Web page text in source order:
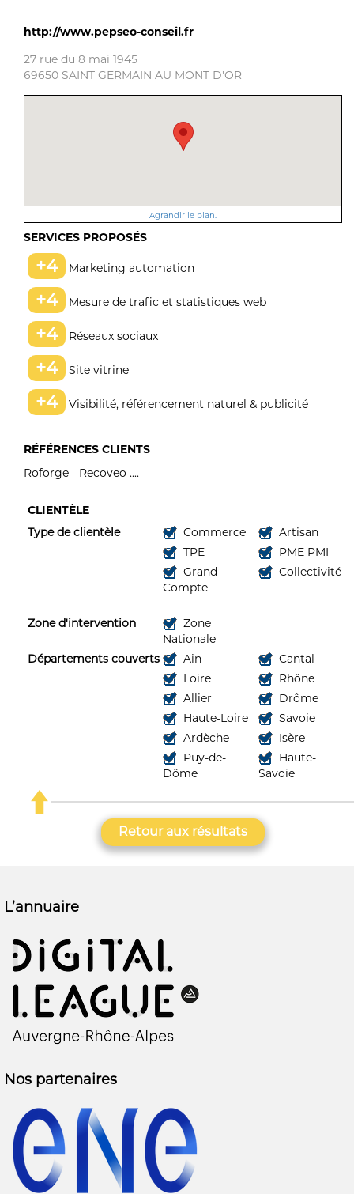
http://www.pepseo-conseil.fr
27 rue du 8 mai 1945
69650 SAINT GERMAIN AU MONT D'OR
Agrandir le plan.
SERVICES PROPOSÉS
+4 Marketing automation
+4 Mesure de trafic et statistiques web
+4 Réseaux sociaux
+4 Site vitrine
+4 Visibilité, référencement naturel & publicité
RÉFÉRENCES CLIENTS
Roforge - Recoveo ....
CLIENTÈLE
Type de clientèle
Commerce
Artisan
TPE
PME PMI
Grand
Compte
Collectivité
Zone d'intervention
Zone
Nationale
Départements couverts
Ain
Cantal
Loire
Rhône
Allier
Drôme
Haute-Loire
Savoie
Ardèche
Isère
Puy-de-
Dôme
Haute-
Savoie
Retour aux résultats
L’annuaire
Nos partenaires